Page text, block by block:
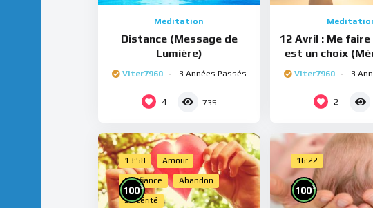
Méditation
Distance (Message de
Lumière)
Viter7960 3 Années Passés
4 735
12 Avril : Me
est un choix
Viter7960 3
2
13:58 Amour
Confiance Abandon
Sincérité
100%
16:22
100%